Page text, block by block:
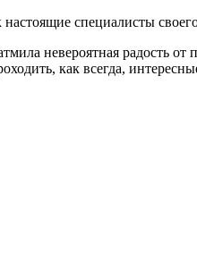
специалисты
невероятная радость
как всегда,